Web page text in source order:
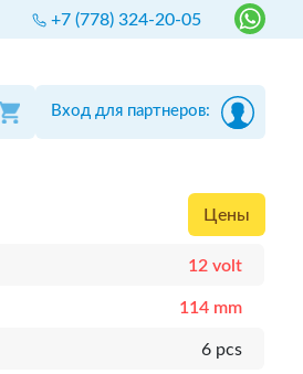
+7 (778) 324-20-05
Вход для партнеров:
Цены
12 volt
114 mm
6 pcs